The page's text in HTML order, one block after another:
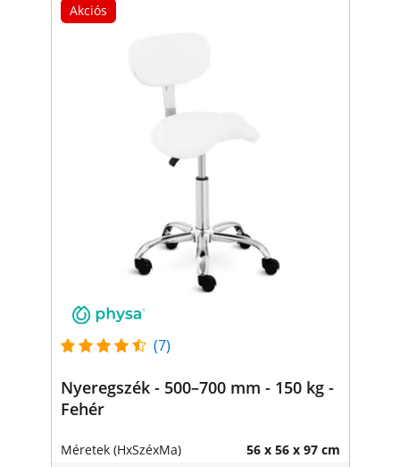
Akciós
(7)
Nyeregszék - 500–700 mm - 150 kg -
Fehér
Méretek (HxSzéxMa) 56 x 56 x 97 cm